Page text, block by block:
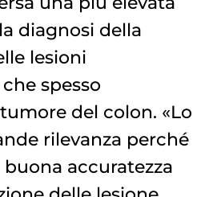
diagnosi della
lesioni
spesso
tumore del colon. «Lo
rilevanza perché
accuratezza